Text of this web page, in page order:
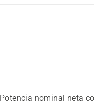
Potencia nominal neta